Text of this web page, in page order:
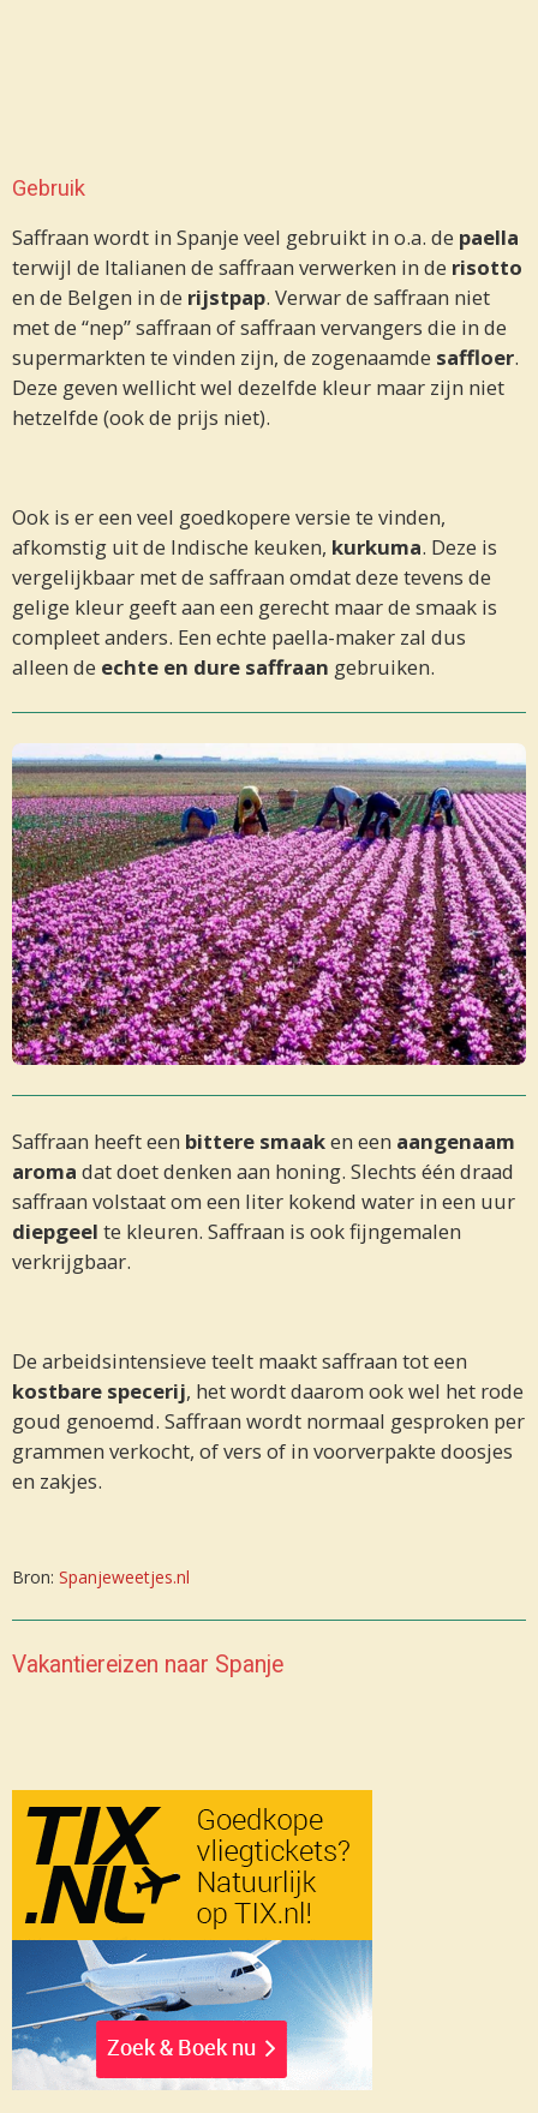
Gebruik
Saffraan wordt in Spanje veel gebruikt in o.a. de paella
terwijl de Italianen de saffraan verwerken in de risotto
en de Belgen in de rijstpap. Verwar de saffraan niet
met de “nep” saffraan of saffraan vervangers die in de
supermarkten te vinden zijn, de zogenaamde saffloer.
Deze geven wellicht wel dezelfde kleur maar zijn niet
hetzelfde (ook de prijs niet).
Ook is er een veel goedkopere versie te vinden,
afkomstig uit de Indische keuken, kurkuma. Deze is
vergelijkbaar met de saffraan omdat deze tevens de
gelige kleur geeft aan een gerecht maar de smaak is
compleet anders. Een echte paella-maker zal dus
alleen de echte en dure saffraan gebruiken.
Saffraan heeft een bittere smaaken een aangenaam
aroma dat doet denken aan honing. Slechts één draad
saffraan volstaat om een liter kokend water in een uur
diepgeel te kleuren. Saffraan is ook fijngemalen
verkrijgbaar.
De arbeidsintensieve teelt maakt saffraan tot een
kostbare specerij, het wordt daarom ook wel het rode
goud genoemd. Saffraan wordt normaal gesproken per
grammen verkocht, of vers of in voorverpakte doosjes
en zakjes.
Bron: Spanjeweetjes.nl
Vakantiereizen naar Spanje